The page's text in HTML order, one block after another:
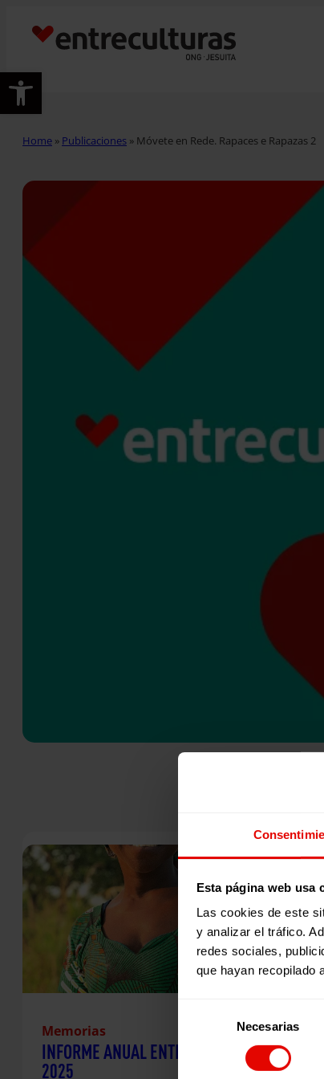
Esta página web usa
Las cookies de este
y analizar el tráfico.
redes sociales,
que hayan recopilado
consentimiento
Necesarias
Abrir barra de herramientas
Home » Publicaciones » Móvete en Rede. Rapaces e Rapazas 2
Memorias
INFORME ANUAL ENTRECULTURAS
2025